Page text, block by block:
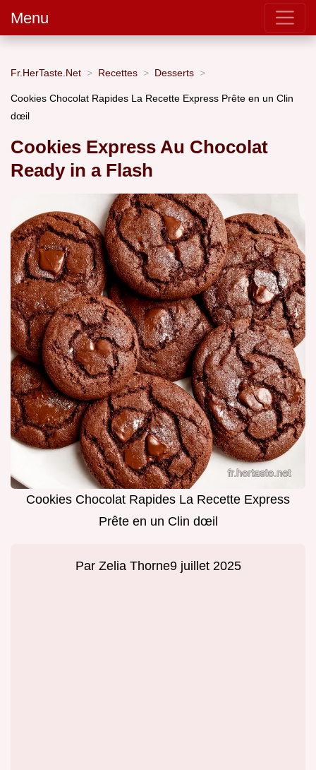
Menu
Fr.HerTaste.Net Recettes Desserts
Cookies Chocolat Rapides La Recette Express Prête en un Clin
dœil
Cookies Express Au Chocolat
Ready in a Flash
Cookies Chocolat Rapides La Recette Express
Prête en un Clin dœil
Par Zelia Thorne9 juillet 2025